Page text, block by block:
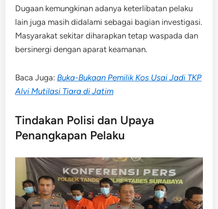
Dugaan kemungkinan adanya keterlibatan pelaku
lain juga masih didalami sebagai bagian investigasi.
Masyarakat sekitar diharapkan tetap waspada dan
bersinergi dengan aparat keamanan.
Baca Juga: Buka-Bukaan Pemilik Kos Usai Jadi TKP
Alvi Mutilasi Tiara di Jatim
Tindakan Polisi dan Upaya
Penangkapan Pelaku